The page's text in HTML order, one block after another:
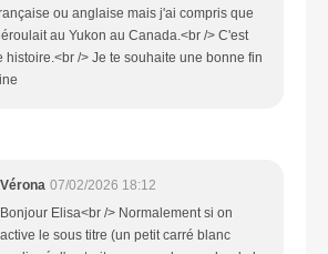
ou anglaise mais j'ai compris que
au Yukon au Canada.<br /> C'est
histoire.<br /> Je te souhaite une bonne fin
Vérona 07/02/2026 18:12
Bonjour Elisa<br /> Normalement si on
active le sous titre (un petit carré blanc